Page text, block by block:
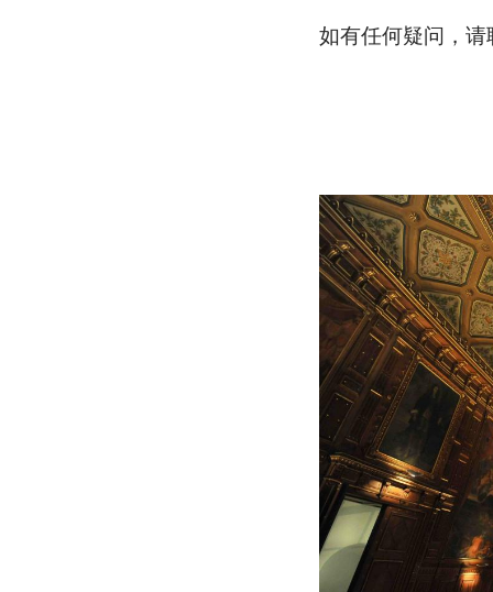
如有任何疑问，